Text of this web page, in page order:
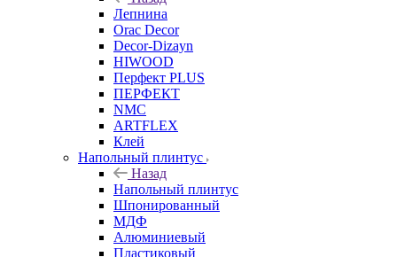
Лепнина
Orac Decor
Decor-Dizayn
HIWOOD
Перфект PLUS
ПЕРФЕКТ
NMC
ARTFLEX
Клей
Напольный плинтус
Назад
Напольный плинтус
Шпонированный
МДФ
Алюминиевый
Пластиковый